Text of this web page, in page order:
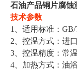
石油产品铜片腐蚀
技术参数
1、适用标准：GB/
2、控温方式：进
3、控温精度：常
4、加热方式：油